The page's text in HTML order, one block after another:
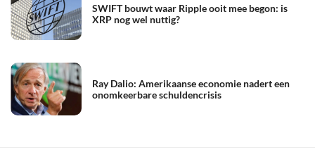
SWIFT bouwt waar Ripple ooit mee begon: is
XRP nog wel nuttig?
Ray Dalio: Amerikaanse economie nadert een
onomkeerbare schuldencrisis